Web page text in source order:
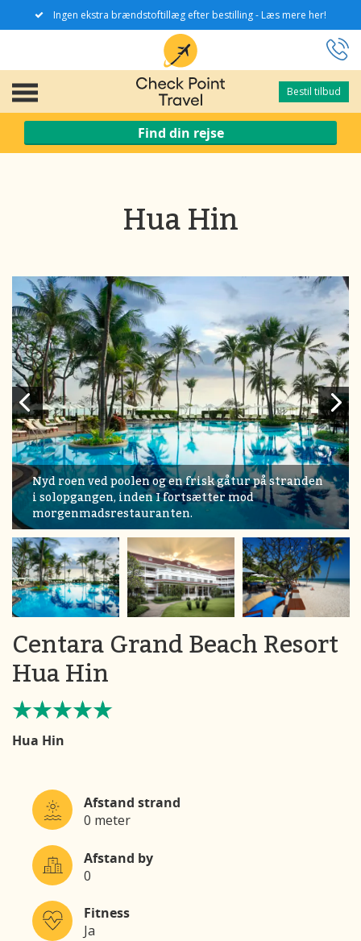
Ingen ekstra brændstoftillæg efter bestilling - Læs mere her!
Bestil tilbud
Bestil tilbud
Find din rejse
Hua Hin
Nyd roen ved poolen og en frisk gåtur på stranden
i solopgangen, inden I fortsætter mod
morgenmadsrestauranten.
Centara Grand Beach Resort
Hua Hin
Hua Hin
Afstand strand
0 meter
Afstand by
0
Fitness
Ja